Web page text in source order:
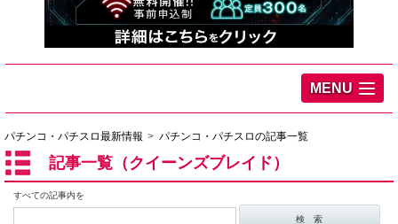
MENU
パチンコ・パチスロ最新情報 パチンコ・パチスロの記事一覧
記事一覧（クイーンズブレイド）
すべての記事内を